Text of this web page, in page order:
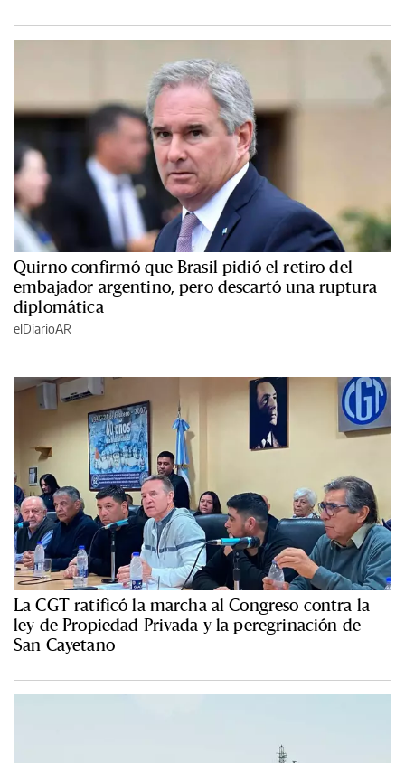
Quirno confirmó que Brasil pidió el retiro del
embajador argentino, pero descartó una ruptura
diplomática
elDiarioAR
La CGT ratificó la marcha al Congreso contra la
ley de Propiedad Privada y la peregrinación de
San Cayetano